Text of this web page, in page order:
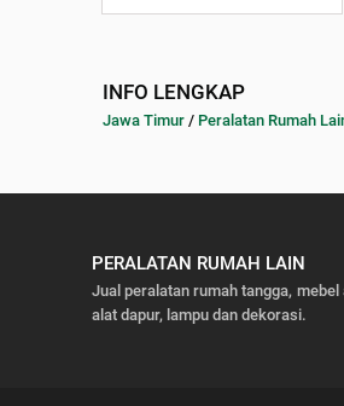
INFO LENGKAP
Jawa Timur / Peralatan Rumah
PERALATAN RUMAH LAIN
Jual peralatan rumah tangga,
alat dapur, lampu dan dekorasi.